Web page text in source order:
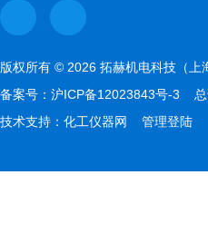
版权所有 © 2026 拓赫机电科技（
备案号： 沪ICP备12023843号-3 总
技术支持： 化工仪器网 管理登陆